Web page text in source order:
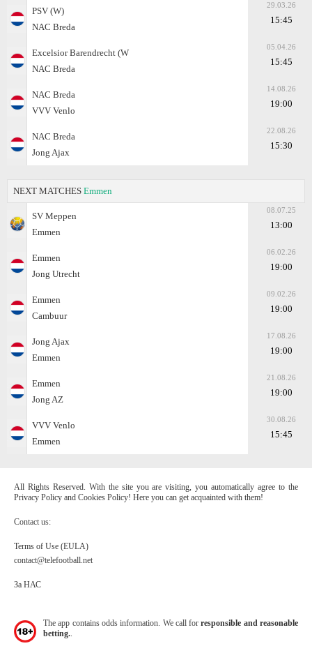
PSV (W)
NAC Breda
29.03.26
15:45
Excelsior Barendrecht (W
NAC Breda
05.04.26
15:45
NAC Breda
VVV Venlo
14.08.26
19:00
NAC Breda
Jong Ajax
22.08.26
15:30
NEXT MATCHES Emmen
SV Meppen
Emmen
08.07.25
13:00
Emmen
Jong Utrecht
06.02.26
19:00
Emmen
Cambuur
09.02.26
19:00
Jong Ajax
Emmen
17.08.26
19:00
Emmen
Jong AZ
21.08.26
19:00
VVV Venlo
Emmen
30.08.26
15:45
All Rights Reserved. With the site you are visiting, you automatically agree to the
Privacy Policy and Cookies Policy! Here you can get acquainted with them!
Contact us:
Terms of Use (EULA)
contact@telefootball.net
За НАС
The app contains odds information. We call forresponsible and reasonable
betting.